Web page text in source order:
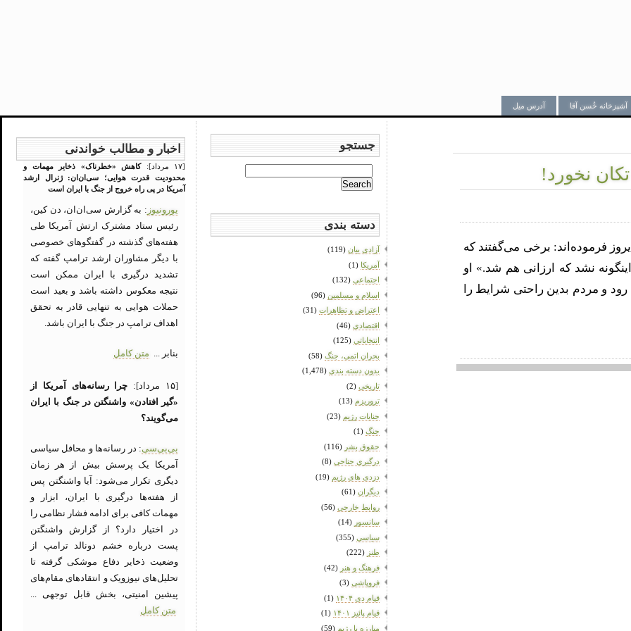
آشپزخانه خُسن آقا آدرس میل
نخورد!
فرموده‌اند: برخی می‌گفتند که
نشد که ارزانی هم شد.» او
و مردم بدین راحتی شرایط را
اخبار و مطالب خواندنی
[۱۷ مرداد]:
کاهش «خطرناک» ذخایر مهمات و
محدودیت قدرت هوایی؛ سی‌ان‌ان: ژنرال ارشد
آمریکا در پی راه خروج از جنگ با ایران است
یورونیوز : به گزارش سی‌ان‌ان، دن کین،
رئیس ستاد مشترک ارتش آمریکا طی
هفته‌های گذشته در گفتگوهای خصوصی
با دیگر مشاوران ارشد ترامپ گفته که
تشدید درگیری با ایران ممکن است
نتیجه معکوس داشته باشد و بعید است
حملات هوایی به تنهایی قادر به تحقق
اهداف ترامپ در جنگ با ایران باشد.
بنابر ... متن کامل
[۱۵ مرداد]:
چرا رسانه‌های آمریکا از
«گیر افتادن» واشنگتن در جنگ با ایران
می‌گویند؟
بی‌بی‌سی: در رسانه‌ها و محافل سیاسی
آمریکا یک پرسش بیش از هر زمان
دیگری تکرار می‌شود: آیا واشنگتن پس
از هفته‌ها درگیری با ایران، ابزار و
مهمات کافی برای ادامه فشار نظامی را
در اختیار دارد؟ از گزارش واشنگتن
پست درباره خشم دونالد ترامپ از
وضعیت ذخایر دفاع موشکی گرفته تا
تحلیل‌های نیوزویک و انتقادهای مقام‌های
پیشین امنیتی، بخش قابل توجهی ...
متن کامل
جستجو
for:
دسته بندی
آزادی بیان (119)
آمریکا (1)
اجتماعی (132)
اسلام و مسلمین (96)
اعتراض و تظاهرات (31)
اقتصادی (46)
انتخاباتی (125)
بحران اتمی، جنگ (58)
بدون دسته بندی (1,478)
تاریخی (2)
تروریزم (13)
جنایات رژیم (23)
جنگ (1)
حقوق بشر (116)
درگیری جناحی (8)
دزدی های رژیم (19)
دیگران (61)
روابط خارجی (56)
سانسور (14)
سیاسی (355)
طنز (222)
فرهنگ و هنر (42)
فروپاشی (3)
قیام دی ۱۴۰۴
(1)
قیام پائیز ۱۴۰۱
(1)
مبارزه با رژیم (59)